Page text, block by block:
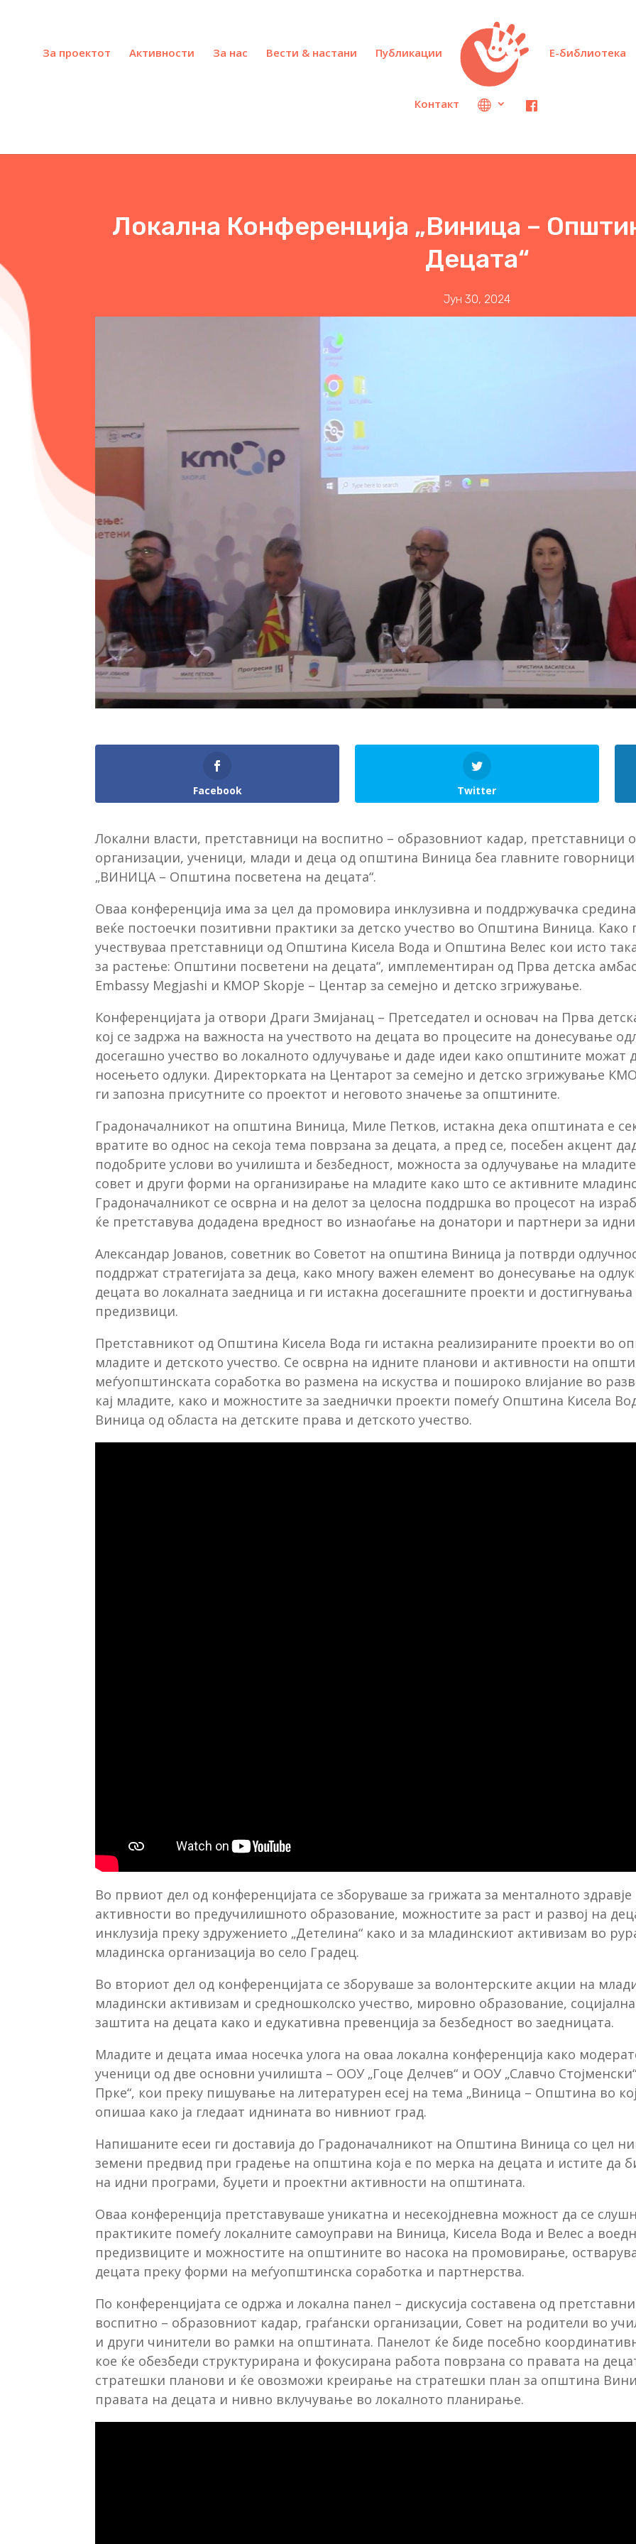
За проектот Активности За нас Вести & настани Публикации Е-библиотека
Контакт
Локална Конференција „Виница –
Децата“
Јун 30, 2024
Facebook Twitter
Локални власти, претставници на воспитно – образовниот кадар,
организации, ученици, млади и деца од општина Виница беа главните говорници
„ВИНИЦА – Општина посветена на децата“.
Оваа конференција има за цел да промовира инклузивна и поддржувачка
веќе постоечки позитивни практики за детско учество во Општина Виница. Како
учествуваа претставници од Општина Кисела Вода и Општина Велес кои исто
за растење: Општини посветени на децата“, имплементиран од Прва детска
Embassy Megjashi и KMOP Skopje – Центар за семејно и детско згрижување.
Конференцијата ја отвори Драги Змијанац – Претседател и основач на Прва
кој се задржа на важноста на учеството на децата во процесите на донесување
досегашно учество во локалното одлучување и даде идеи како општините можат
носењето одлуки. Директорката на Центарот за семејно и детско згрижување
ги запозна присутните со проектот и неговото значење за општините.
Градоначалникот на општина Виница, Миле Петков, истакна дека општината е
вратите во однос на секоја тема поврзана за децата, а пред се, посебен акцент
подобрите услови во училишта и безбедност, можноста за одлучување на
совет и други форми на организирање на младите како што се активните
Градоначалникот се осврна и на делот за целосна поддршка во процесот на
ќе претставува додадена вредност во изнаоѓање на донатори и партнери за
Александар Јованов, советник во Советот на општина Виница ја потврди
поддржат стратегијата за деца, како многу важен елемент во донесување на
децата во локалната заедница и ги истакна досегашните проекти и
предизвици.
Претставникот од Општина Кисела Вода ги истакна реализираните проекти во
младите и детското учество. Се осврна на идните планови и активности на
меѓуопштинската соработка во размена на искуства и пошироко влијание во
кај младите, како и можностите за заеднички проекти помеѓу Општина Кисела
Виница од областа на детските права и детското учество.
Во првиот дел од конференцијата се зборуваше за грижата за менталното
активности во предучилишното образование, можностите за раст и развој на
инклузија преку здружението „Детелина“ како и за младинскиот активизам во
младинска организација во село Градец.
Во вториот дел од конференцијата се зборуваше за волонтерските акции на
младински активизам и средношколско учество, мировно образование,
заштита на децата како и едукативна превенција за безбедност во заедницата.
Младите и децата имаа носечка улога на оваа локална конференција како
ученици од две основни училишта – ООУ „Гоце Делчев“ и ООУ „Славчо
Прке“, кои преку пишување на литературен есеј на тема „Виница – Општина во
опишаа како ја гледаат иднината во нивниот град.
Напишаните есеи ги доставија до Градоначалникот на Општина Виница со цел
земени предвид при градење на општина која е по мерка на децата и истите да
на идни програми, буџети и проектни активности на општината.
Оваа конференција претставуваше уникатна и несекојдневна можност да се
практиките помеѓу локалните самоуправи на Виница, Кисела Вода и Велес а
предизвиците и можностите на општините во насока на промовирање,
децата преку форми на меѓуопштинска соработка и партнерства.
По конференцијата се одржа и локална панел – дискусија составена од
воспитно – образовниот кадар, граѓански организации, Совет на родители во
и други чинители во рамки на општината. Панелот ќе биде посебно
кое ќе обезбеди структурирана и фокусирана работа поврзана со правата на
стратешки планови и ќе овозможи креирање на стратешки план за општина
правата на децата и нивно вклучување во локалното планирање.